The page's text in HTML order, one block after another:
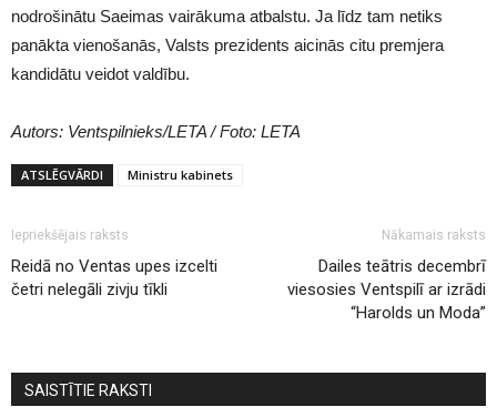
nodrošinātu Saeimas vairākuma atbalstu. Ja līdz tam netiks
panākta vienošanās, Valsts prezidents aicinās citu premjera
kandidātu veidot valdību.
Autors: Ventspilnieks/LETA / Foto: LETA
ATSLĒGVĀRDI Ministru kabinets
Iepriekšējais raksts
Reidā no Ventas upes izcelti
četri nelegāli zivju tīkli
Nākamais raksts
Dailes teātris decembrī
viesosies Ventspilī ar izrādi
“Harolds un Moda”
SAISTĪTIE RAKSTI